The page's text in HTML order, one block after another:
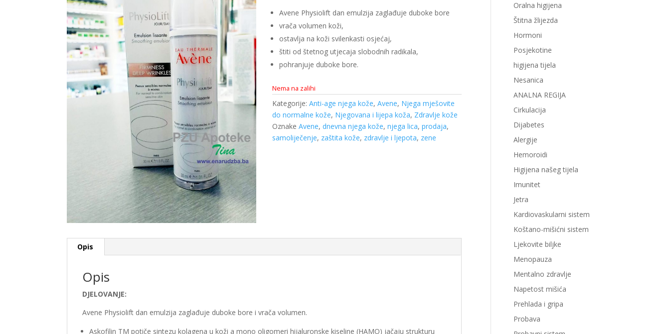
Avene Physiolift dan emulzija zaglađuje duboke bore
vrača volumen koži,
ostavlja na koži svilenkasti osjećaj,
štiti od štetnog utjecaja slobodnih radikala,
pohranjuje duboke bore.
Nema na zalihi
Kategorije:Anti-age njega kože,Avene, Njega mješovite
do normalne kože, Njegovana i lijepa koža, Zdravlje kože
OznakeAvene,dnevna njega kože,njega lica,prodaja,
samoliječenje, zaštita kože, zdravlje i ljepota, zene
Opis
Opis
DJELOVANJE:
Avene Physiolift dan emulzija zaglađuje duboke bore i vrača volumen.
Askofilin TM potiče sintezu kolagena u koži a mono oligomeri hijaluronske kiseline (HAMO) jačaju strukturu
Oralna higijena
Štitna žlijezda
Hormoni
Posjekotine
higijena tijela
Nesanica
ANALNA REGIJA
Cirkulacija
Dijabetes
Alergije
Hemoroidi
Higijena našeg tijela
Imunitet
Jetra
Kardiovaskularni sistem
Koštano-mišićni sistem
Ljekovite biljke
Menopauza
Mentalno zdravlje
Napetost mišića
Prehlada i gripa
Probava